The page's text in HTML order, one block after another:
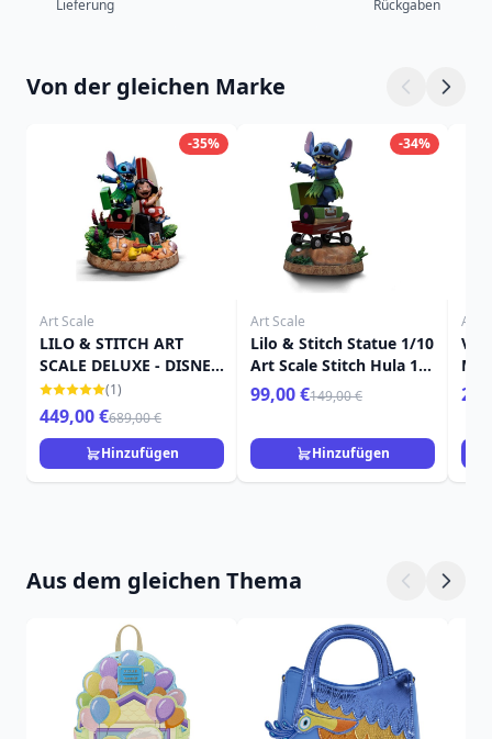
Lieferung
Rückgaben
Von der gleichen Marke
-35%
Art Scale
LILO & STITCH ART
SCALE DELUXE - DISNEY
LILO & STITCH
(1)
449,00 €689,00 €
Hinzufügen
-34%
Art Scale
Lilo & Stitch Statue 1/10
Art Scale Stitch Hula 17
cm
99,00 €149,00 €
Hinzufügen
Art
Aus dem gleichen Thema